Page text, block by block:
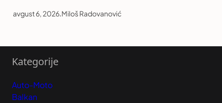
avgust 6, 2026.Miloš Radovanović
Kategorije
Auto-Moto
Balkan